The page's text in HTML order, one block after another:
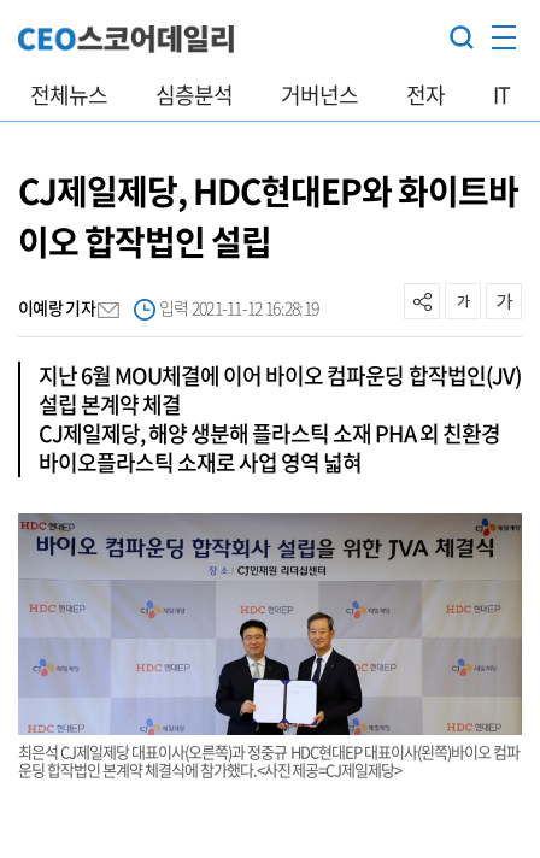
전체뉴스 심층분석 거버넌스 전자 IT
CJ제일제당, HDC현대EP와 화이트바
이오 합작법인 설립
이예랑 기자 입력 2021-11-12 16:28:19
지난 6월 MOU체결에 이어 바이오 컴파운딩 합작법인(JV)
설립 본계약 체결
CJ제일제당, 해양 생분해 플라스틱 소재 PHA 외 친환경
바이오플라스틱 소재로 사업 영역 넓혀
최은석 CJ제일제당 대표이사(오른쪽)과 정중규 HDC현대EP 대표이사(왼쪽)바이오 컴파
운딩 합작법인 본계약 체결식에 참가했다.<사진제공=CJ제일제당>